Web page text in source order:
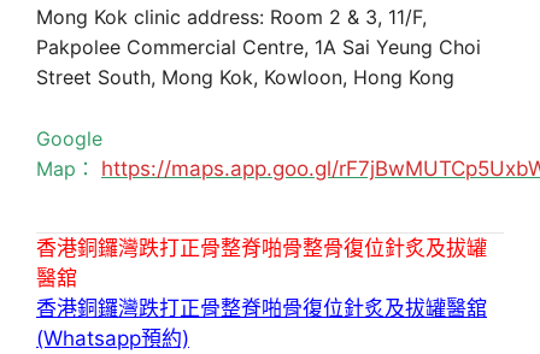
Mong Kok clinic address: Room 2 & 3, 11/F,
Pakpolee Commercial Centre, 1A Sai Yeung Choi
Street South, Mong Kok, Kowloon, Hong Kong
Google
Map： https://maps.app.goo.gl/
香港銅鑼灣跌打正骨整脊啪骨整骨復位針炙及拔罐
醫舘
香港銅鑼灣跌打正骨整脊啪骨復位針炙及拔罐醫舘
(Whatsapp預約)